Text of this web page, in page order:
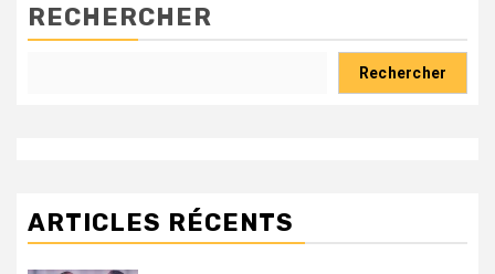
RECHERCHER
Rechercher
ARTICLES RÉCENTS